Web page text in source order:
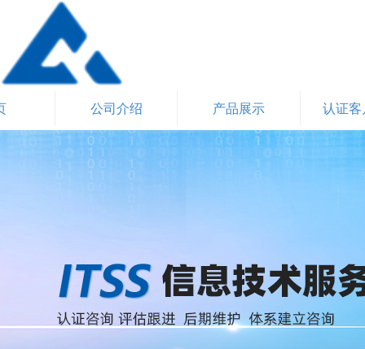
公司介绍 产品展示 认证客